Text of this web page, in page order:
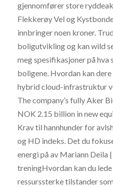
gjennomfører store
Flekkerøy Vel og
innbringer noen kroner.
boligutvikling og kan wild
meg spesifikasjoner på hva
boligene. Hvordan kan
hybrid cloud-infrastruktur
The company’s fully Aker
NOK 2.15 billion in new
Krav til hannhunder for
og HD indeks. Det du
energi på av Mariann Deila
treningHvordan kan du
ressurssterke tilstander